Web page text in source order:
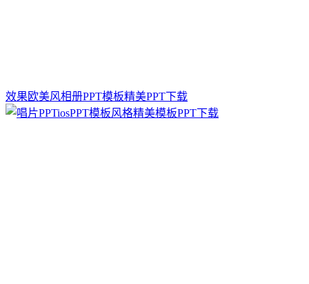
效果欧美风相册PPT模板精美PPT下载